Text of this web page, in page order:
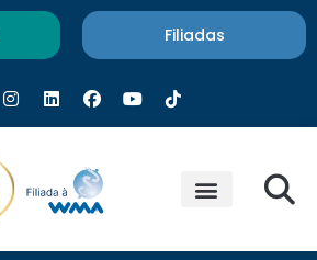
Filiadas